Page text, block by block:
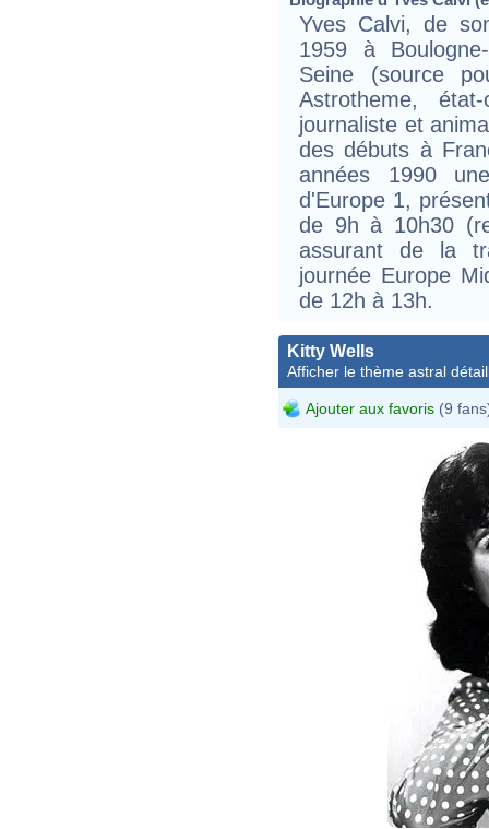
Yves Calvi, de
1959 à
Seine (source
Astrotheme,
journaliste et
des débuts à
années 1990
d'Europe 1,
de 9h à 10h30
assurant de la
journée Europe
de 12h à 13h.
Kitty Wells
Afficher le thème astral
Ajouter aux favoris (9